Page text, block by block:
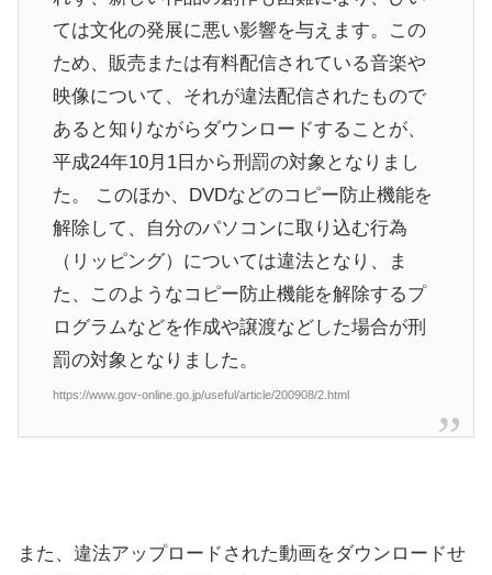
ては文化の発展に悪い影響を与えます。この
ため、販売または有料配信されている音楽や
映像について、それが違法配信されたもので
あると知りながらダウンロードすることが、
平成24年10月1日から刑罰の対象となりまし
た。 このほか、DVDなどのコピー防止機能を
解除して、自分のパソコンに取り込む行為
（リッピング）については違法となり、ま
た、このようなコピー防止機能を解除するプ
ログラムなどを作成や譲渡などした場合が刑
罰の対象となりました。
https://www.gov-online.go.jp/useful/article/200908/2.html
また、違法アップロードされた動画をダウンロードせ